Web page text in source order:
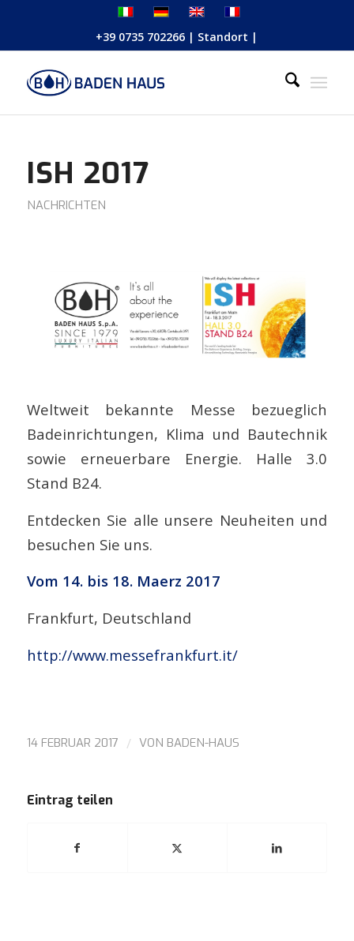
+39 0735 702266 | Standort |
ISH 2017
NACHRICHTEN
Weltweit bekannte Messe bezueglich
Badeinrichtungen, Klima und Bautechnik
sowie erneuerbare Energie. Halle 3.0
Stand B24.
Entdecken Sie alle unsere Neuheiten und
besuchen Sie uns.
Vom 14. bis 18. Maerz 2017
Frankfurt, Deutschland
http://www.messefrankfurt.it/
14 FEBRUAR 2017 / VON BADEN-HAUS
Eintrag teilen